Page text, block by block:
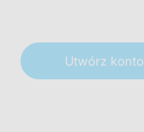
Utwórz konto